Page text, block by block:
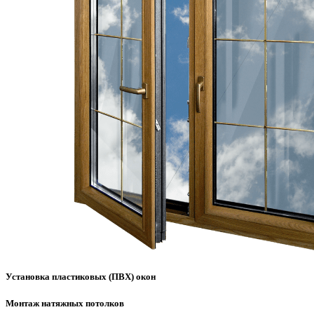
Установка пластиковых (ПВХ) окон
Монтаж натяжных потолков